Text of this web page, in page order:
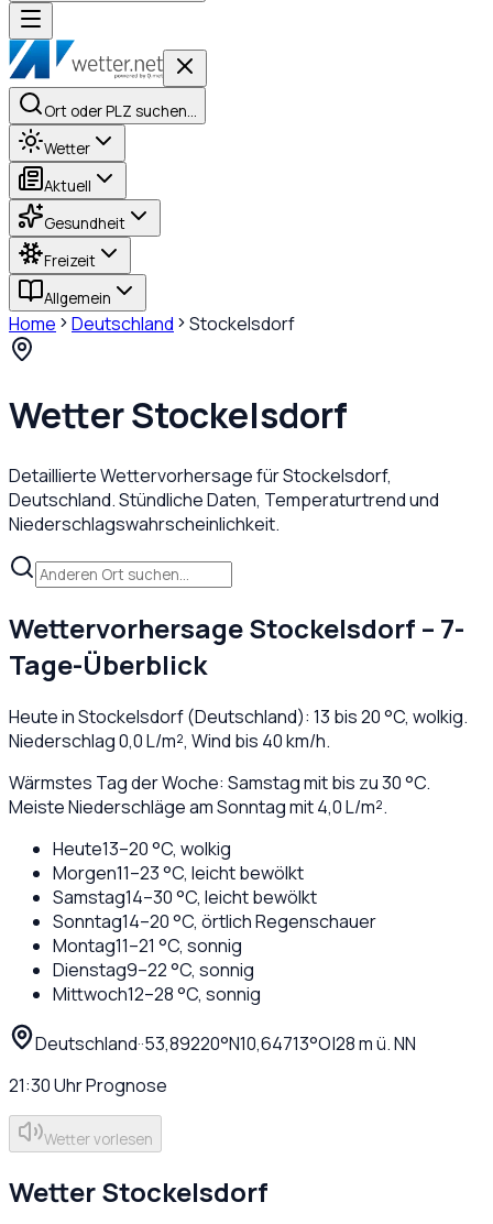
Ort oder PLZ suchen…
Wetter
Aktuell
Gesundheit
Freizeit
Allgemein
Home Deutschland Stockelsdorf
WetterStockelsdorf
Detaillierte Wettervorhersage fürStockelsdorf,
Deutschland. Stündliche Daten, Temperaturtrend und
Niederschlagswahrscheinlichkeit.
WettervorhersageStockelsdorf – 7-
Tage-Überblick
Heute inStockelsdorf(Deutschland): 13 bis20°C, wolkig.
Niederschlag0,0L/m², Wind bis 40km/h.
Wärmstes Tag der Woche: Samstag mit bis zu 30 °C.
Meiste Niederschläge am Sonntag mit 4,0 L/m².
Heute13–20°C, wolkig
Morgen11–23°C, leicht bewölkt
Samstag14–30°C, leicht bewölkt
Sonntag14–20°C, örtlich Regenschauer
Montag11–21 °C, sonnig
Dienstag9–22°C, sonnig
Mittwoch12–28°C, sonnig
Deutschland··53,89220°N10,64713°O|28m ü. NN
21:30UhrPrognose
Wetter vorlesen
WetterStockelsdorf